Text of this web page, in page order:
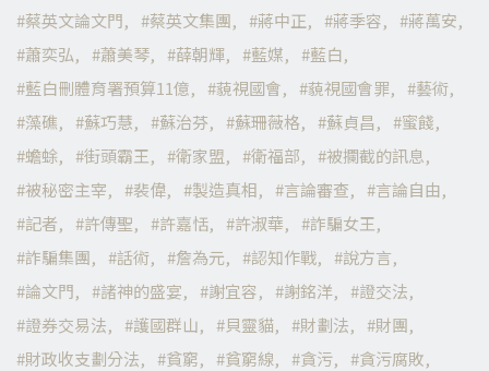
蔡英文論文門
蔡英文集團 蔣中正 蔣季容
蔣萬安
蕭奕弘
蕭美琴 薛朝輝 藍媒
藍白
藍白刪體育署預算11億
藐視國會 藐視國會罪
藝術
藻礁
蘇巧慧 蘇治芬 蘇珊薇格 蘇貞昌
蜜餞
蟾蜍
街頭霸王 衛家盟 衛福部
被攔截的訊息
被秘密主宰
裴偉 製造真相 言論審查
言論自由
記者
許傳聖 許嘉恬 許淑華
詐騙女王
詐騙集團
話術 詹為元 認知作戰
說方言
論文門
諸神的盛宴 謝宜容 謝銘洋
證交法
證券交易法
護國群山 貝靈貓 財劃法
財團
財政收支劃分法
貧窮 貧窮線 貪污
貪污腐敗